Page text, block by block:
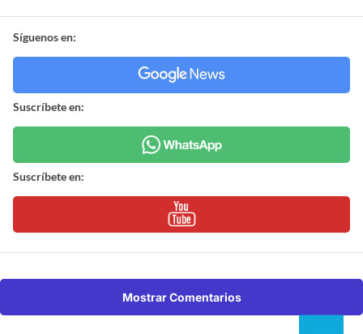
Síguenos en:
Suscríbete en:
Suscríbete en:
Mostrar Comentarios